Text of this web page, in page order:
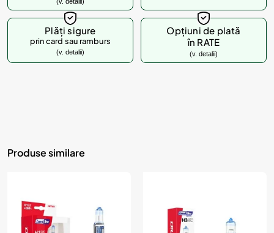
Plăți sigure
prin card sau ramburs
(v. detalii)
Opțiuni de plată
în RATE
(v. detalii)
Produse similare